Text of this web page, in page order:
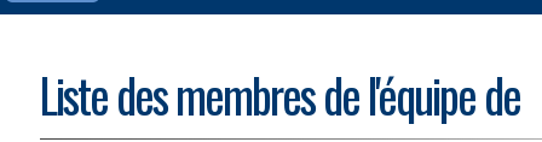
Liste des membres de l'équipe de